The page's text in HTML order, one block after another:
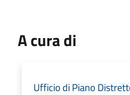
A cura di
Ufficio di Piano